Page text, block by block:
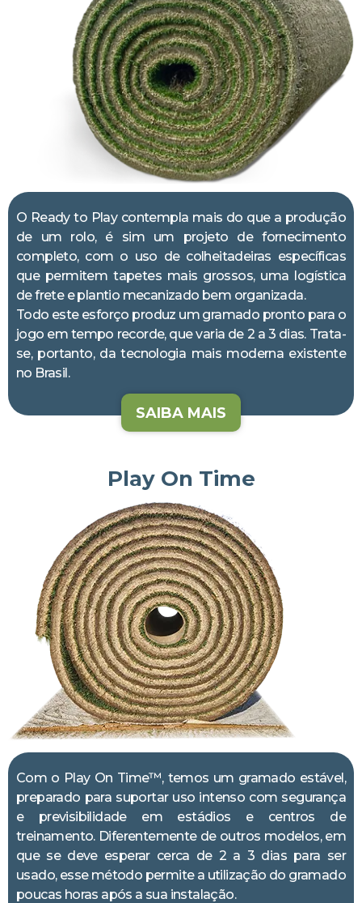
O Ready to Play contempla mais do que a produção
de um rolo, é sim um projeto de fornecimento
completo, com o uso de colheitadeiras específicas
que permitem tapetes mais grossos, uma logística
de frete e plantio mecanizado bem organizada.
Todo este esforço produz um gramado pronto para o
jogo em tempo recorde, que varia de 2 a 3 dias. Trata-
se, portanto, da tecnologia mais moderna existente
no Brasil.
SAIBA MAIS
Play On Time
Com o Play On Time™, temos um gramado estável,
preparado para suportar uso intenso com segurança
e previsibilidade em estádios e centros de
treinamento. Diferentemente de outros modelos, em
que se deve esperar cerca de 2 a 3 dias para ser
usado, esse método permite a utilização do gramado
poucas horas após a sua instalação.